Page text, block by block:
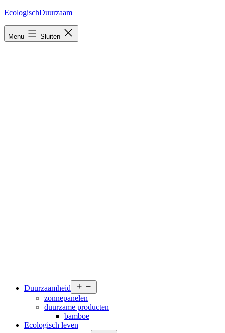
Ga
inhoud
EcologischDuurzaam
Menu Sluiten
Duurzaamheid
menu
zonnepanelen
duurzame producten
bamboe
Ecologisch leven